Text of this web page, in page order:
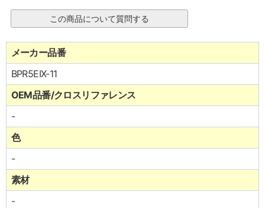
メーカー品番
BPR5EIX-11
OEM品番/クロスリファレンス
-
色
-
素材
-